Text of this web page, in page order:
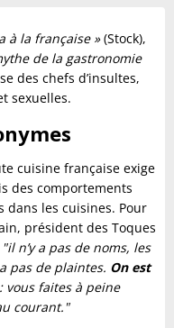
à la française »(Stock),
de la gastronomie
des chefs d’insultes,
sexuelles.
cuisine française exige
des comportements
dans les cuisines. Pour
président des Toques
"il n’y a pas de noms, les
pas de plaintes. On est
vous faites à peine
courant."